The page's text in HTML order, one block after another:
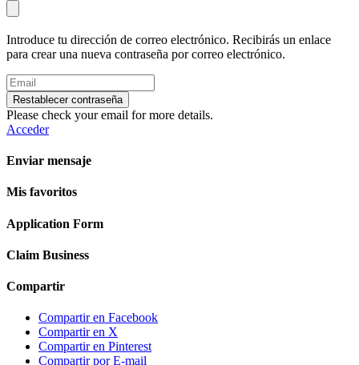
Introduce tu dirección de correo electrónico. Recibirás un enlace
para crear una nueva contraseña por correo electrónico.
Restablecer contraseña
Please check your email for more details.
Acceder
Enviar mensaje
Mis favoritos
Application Form
Claim Business
Compartir
Compartir en Facebook
Compartir en X
Compartir en Pinterest
Compartir por E-mail